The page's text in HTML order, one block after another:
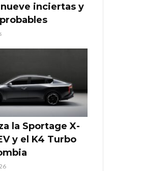
inciertas y
la Sportage X-
y el K4 Turbo